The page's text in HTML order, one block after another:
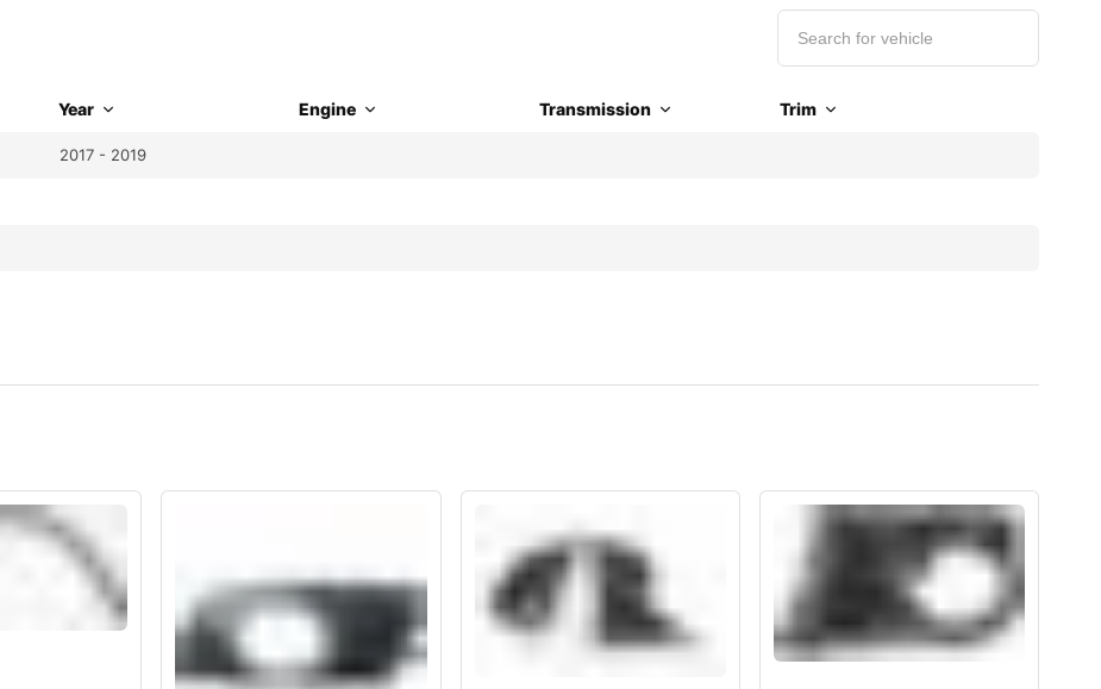
Year Engine Transmission Trim
2017 - 2019